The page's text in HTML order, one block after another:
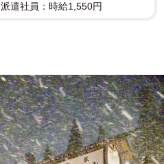
派遣社員：時給1,550円